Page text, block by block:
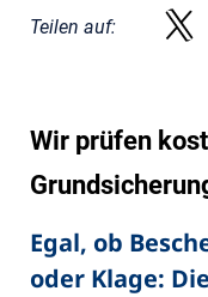
Teilen auf:
Wir prüfen
Egal, ob
oder Klage: